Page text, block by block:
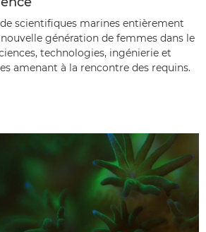
scientifiques marines entièrement
génération de femmes dans le
technologies, ingénierie et
amenant à la rencontre des requins.